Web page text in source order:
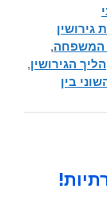
גירושין
המשפחה,
הליך הגירושין,
בין